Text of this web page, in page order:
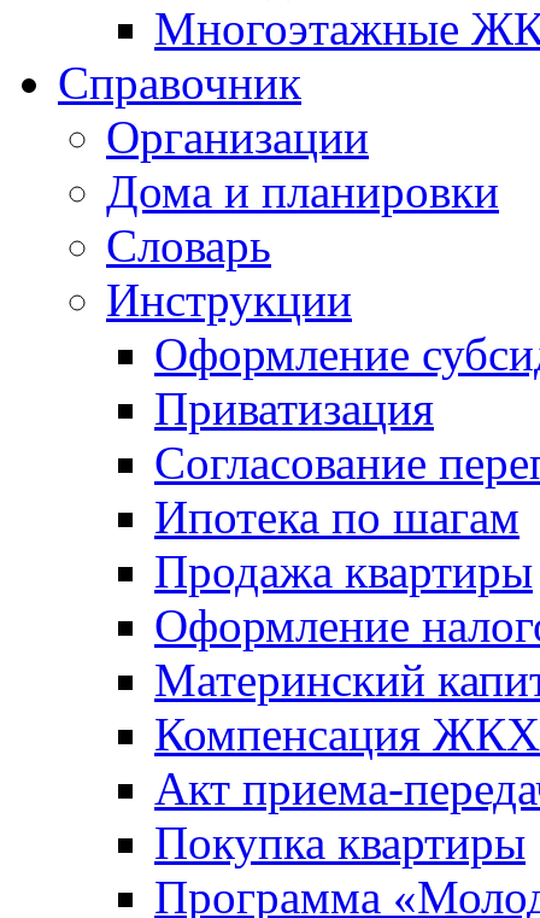
Многоэтажные
Справочник
Организации
Дома и планировки
Словарь
Инструкции
Оформление
Приватизация
Согласование
Ипотека по шагам
Продажа квартиры
Оформление
Материнский
Компенсация ЖКХ
Акт приема-
Покупка квартиры
Программа